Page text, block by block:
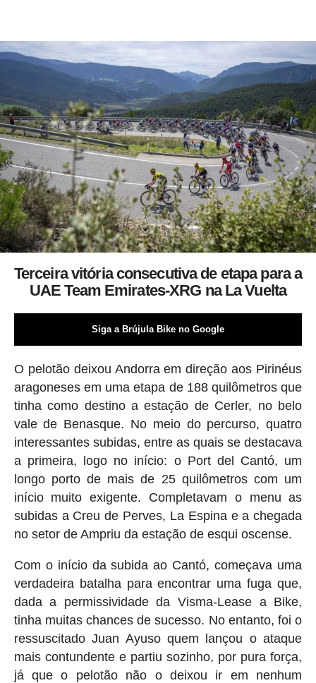
Terceira vitória consecutiva de etapa para a
UAE Team Emirates-XRG na La Vuelta
Siga a Brújula Bike no Google
O pelotão deixou Andorra em direção aos Pirinéus
aragoneses em uma etapa de 188 quilômetros que
tinha como destino a estação de Cerler, no belo
vale de Benasque. No meio do percurso, quatro
interessantes subidas, entre as quais se destacava
a primeira, logo no início: o Port del Cantó, um
longo porto de mais de 25 quilômetros com um
início muito exigente. Completavam o menu as
subidas a Creu de Perves, La Espina e a chegada
no setor de Ampriu da estação de esqui oscense.
Com o início da subida ao Cantó, começava uma
verdadeira batalha para encontrar uma fuga que,
dada a permissividade da Visma-Lease a Bike,
tinha muitas chances de sucesso. No entanto, foi o
ressuscitado Juan Ayuso quem lançou o ataque
mais contundente e partiu sozinho, por pura força,
já que o pelotão não o deixou ir em nenhum